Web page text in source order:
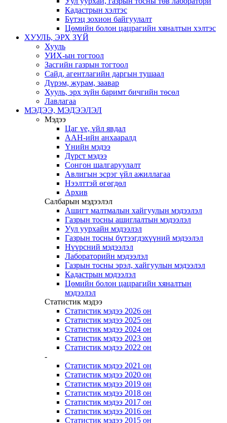
Кадастрын хэлтэс
Бүтэц зохион байгуулалт
Цөмийн болон цацрагийн хяналтын хэлтэс
ХУУЛЬ, ЭРХ ЗҮЙ
Хууль
УИХ-ын тогтоол
Засгийн газрын тогтоол
Сайд, агентлагийн даргын тушаал
Дүрэм, журам, заавар
Хууль, эрх зүйн баримт бичгийн төсөл
Лавлагаа
МЭДЭЭ, МЭДЭЭЛЭЛ
Мэдээ
Цаг үе, үйл явдал
ААН-ийн анхааралд
Үнийн мэдээ
Дүрст мэдээ
Сонгон шалгаруулалт
Авлигын эсрэг үйл ажиллагаа
Нээлттэй өгөгдөл
Архив
Салбарын мэдээлэл
Ашигт малтмалын хайгуулын мэдээлэл
Газрын тосны ашиглалтын мэдээлэл
Уул уурхайн мэдээлэл
Газрын тосны бүтээгдэхүүний мэдээлэл
Нүүрсний мэдээлэл
Лабораторийн мэдээлэл
Газрын тосны эрэл, хайгуулын мэдээлэл
Кадастрын мэдээлэл
Цөмийн болон цацрагийн хяналтын
мэдээлэл
Статистик мэдээ
Статистик мэдээ 2026 он
Статистик мэдээ 2025 он
Статистик мэдээ 2024 он
Статистик мэдээ 2023 он
Статистик мэдээ 2022 он
-
Статистик мэдээ 2021 он
Статистик мэдээ 2020 он
Статистик мэдээ 2019 он
Статистик мэдээ 2018 он
Статистик мэдээ 2017 он
Статистик мэдээ 2016 он
Статистик мэдээ 2015 он